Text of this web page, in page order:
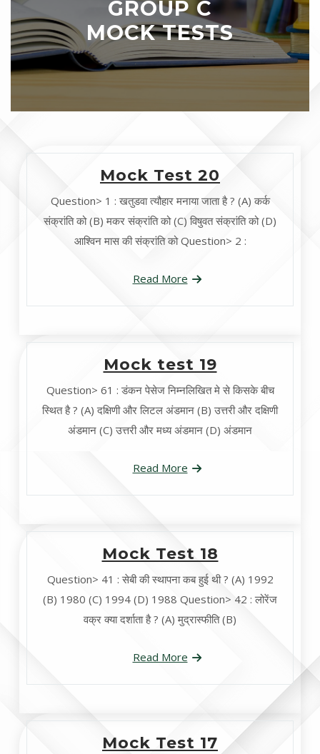
GROUP C
MOCK TESTS
Mock Test 20
Question> 1 : खतुडवा त्यौहार मनाया जाता है ? (A) कर्क
संक्रांति को (B) मकर संक्रांति को (C) विषुवत संक्रांति को (D)
आश्विन मास की संक्रांति को Question> 2 :
Read More
Mock test 19
Question> 61 : डंकन पेसेज निम्नलिखित मे से किसके बीच
स्थित है ? (A) दक्षिणी और लिटल अंडमान (B) उत्तरी और दक्षिणी
अंडमान (C) उत्तरी और मध्य अंडमान (D) अंडमान
Read More
Mock Test 18
Question> 41 : सेबी की स्थापना कब हुई थी ? (A) 1992
(B) 1980 (C) 1994 (D) 1988 Question> 42 : लोरेंज
वक्र क्या दर्शाता है ? (A) मुद्रास्फीति (B)
Read More
Mock Test 17